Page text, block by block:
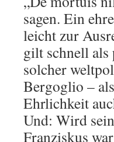
sagen. Ein
leicht zur
gilt schnell als
solcher
Bergoglio –
Ehrlichkeit
Und: Wird
Franziskus